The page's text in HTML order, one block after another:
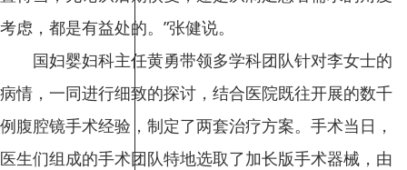
考虑，都是有益处的。”张健说。
国妇婴妇科主任黄勇带领多学科团队针对李女士的
病情，一同进行细致的探讨，结合医院既往开展的数千
例腹腔镜手术经验，制定了两套治疗方案。手术当日，
医生们组成的手术团队特地选取了加长版手术器械，由